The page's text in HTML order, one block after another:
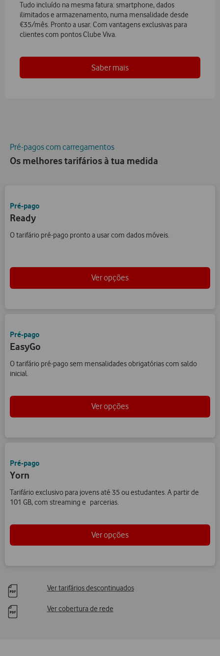
Tudo incluído na mesma fatura: smartphone, dados
ilimitados e armazenamento, numa mensalidade desde
€35/mês. Pronto a usar. Com vantagens exclusivas para
clientes com pontos Clube Viva.
Saber mais
Pré-pagos com carregamentos
Os melhores tarifários à tua medida
Pré-pago
Ready
O tarifário pré-pago pronto a usar com dados móveis.
Ver opções
Pré-pago
EasyGo
O tarifário pré-pago sem mensalidades obrigatórias com saldo
inicial.
Ver opções
Pré-pago
Yorn
Tarifário exclusivo para jovens até 35 ou estudantes. A partir de
101 GB, com streaming e parcerias.
Ver opções
Ver tarifários descontinuados
Ver cobertura de rede